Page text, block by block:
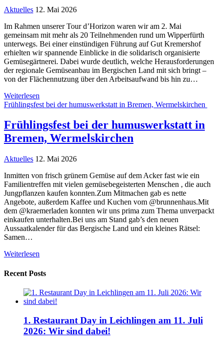
Aktuelles 12. Mai 2026
Im Rahmen unserer Tour d’Horizon waren wir am 2. Mai
gemeinsam mit mehr als 20 Teilnehmenden rund um Wipperfürth
unterwegs. Bei einer einstündigen Führung auf Gut Kremershof
erhielten wir spannende Einblicke in die solidarisch organisierte
Gemüsegärtnerei. Dabei wurde deutlich, welche Herausforderungen
der regionale Gemüseanbau im Bergischen Land mit sich bringt –
von der Flächennutzung über den Arbeitsaufwand bis hin zu…
Weiterlesen
Frühlingsfest bei der humuswerkstatt in Bremen, Wermelskirchen
Frühlingsfest bei der humuswerkstatt in
Bremen, Wermelskirchen
Aktuelles 12. Mai 2026
Inmitten von frisch grünem Gemüse auf dem Acker fast wie ein
Familientreffen mit vielen gemüsebegeisterten Menschen , die auch
Jungpflanzen kaufen konnten.Zum Mitmachen gab es nette
Angebote, außerdem Kaffee und Kuchen vom @brunnenhaus.Mit
dem @kraemerladen konnten wir uns prima zum Thema unverpackt
einkaufen unterhalten.Bei uns am Stand gab’s den neuen
Aussaatkalender für das Bergische Land und ein kleines Rätsel:
Samen…
Weiterlesen
Recent Posts
1. Restaurant Day in Leichlingen am 11. Juli
2026: Wir sind dabei!